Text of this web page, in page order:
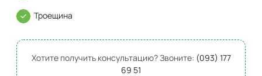
Троещина
Хотите получить консультацию? Звоните: (093) 177
69 51